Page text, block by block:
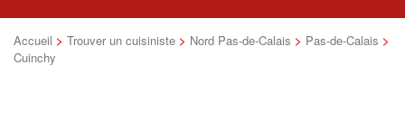
Accueil > Trouver un cuisiniste > Nord Pas-de-Calais > Pas-de-Calais >
Cuinchy